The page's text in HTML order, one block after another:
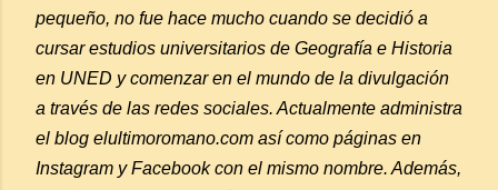
pequeño, no fue hace mucho cuando se decidió a
cursar estudios universitarios de Geografía e Historia
en UNED y comenzar en el mundo de la divulgación
a través de las redes sociales. Actualmente administra
el blog elultimoromano.com así como páginas en
Instagram y Facebook con el mismo nombre. Además,